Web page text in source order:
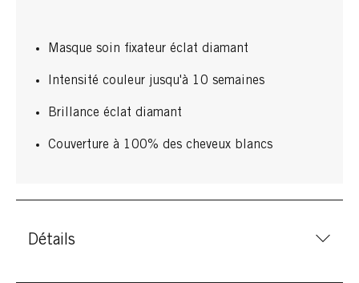
Masque soin fixateur éclat diamant
Intensité couleur jusqu'à 10 semaines
Brillance éclat diamant
Couverture à 100% des cheveux blancs
Détails